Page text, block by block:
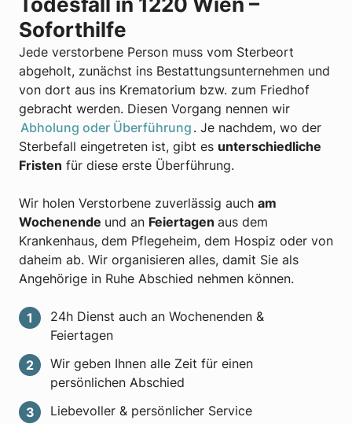
Soforthilfe
Jede verstorbene Person muss vom Sterbeort
abgeholt, zunächst ins Bestattungsunternehmen und
von dort aus ins Krematorium bzw. zum Friedhof
gebracht werden. Diesen Vorgang nennen wir
Abholung oder Überführung . Je nachdem, wo der
Sterbefall eingetreten ist, gibt es unterschiedliche
Fristen für diese erste Überführung.
Wir holen Verstorbene zuverlässig auch am
Wochenende und an Feiertagen aus dem
Krankenhaus, dem Pflegeheim, dem Hospiz oder von
daheim ab. Wir organisieren alles, damit Sie als
Angehörige in Ruhe Abschied nehmen können.
24h Dienst auch an Wochenenden &
Feiertagen
Wir geben Ihnen alle Zeit für einen
persönlichen Abschied
Liebevoller & persönlicher Service